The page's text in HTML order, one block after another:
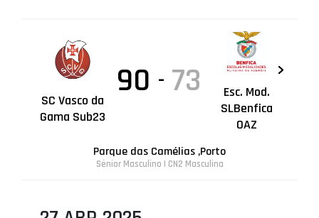
SC Vasco da
Gama Sub23
90 - 73
Esc. Mod.
SLBenfica
OAZ
Parque das Camélias ,Porto
Sénior Masculino | CN2 Masculina